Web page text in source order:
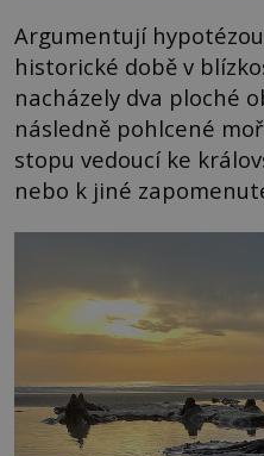
Argumentují
historické době v
nacházely dva ploché
následně pohlcené
stopu vedoucí ke
nebo k jiné